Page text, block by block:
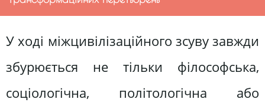
У ході міжцивілізаційного зсуву завжди
збурюється не тільки філософська,
соціологічна, політологічна або